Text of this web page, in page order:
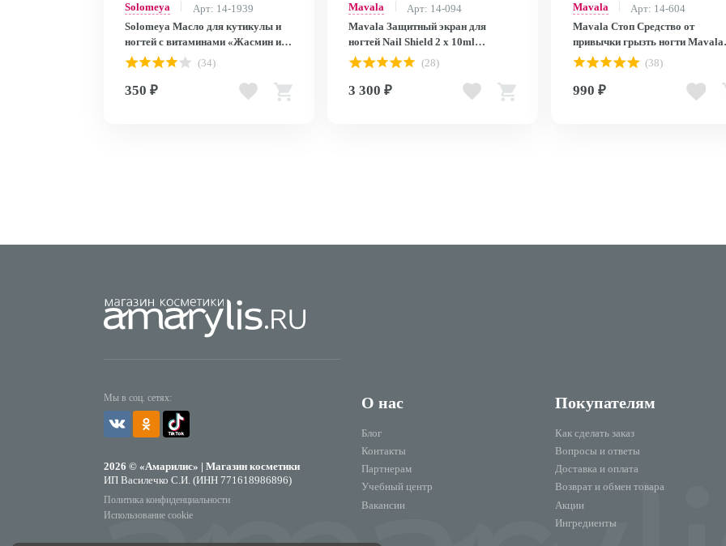
Solomeya
Арт: 14-1939
Solomeya Масло для кутикулы и
ногтей с витаминами «Жасмин и
Хлопок» 9 мл/ Cuticle Oil "Jasmine
and Cotton", 9 ml
(34)
350 ₽
Mavala
Арт: 14-094
Mavala Защитный экран для
ногтей Nail Shield 2 x 10ml
9090814
(28)
3 300 ₽
Mavala
Арт: 14-604
Mavala Стоп Средство от
привычки грызть ногти Mavala
Stop 5ml (на блистере) 9090374
(38)
990 ₽
Мы в соц. сетях:
2026 © «Амарилис» | Магазин косметики
ИП Василечко С.И. (ИНН 771618986896)
Политика конфиденциальности
Использование cookie
О нас
Блог
Контакты
Партнерам
Учебный центр
Вакансии
Покупателям
Как сделать заказ
Вопросы и ответы
Доставка и оплата
Возврат и обмен товара
Акции
Ингредиенты